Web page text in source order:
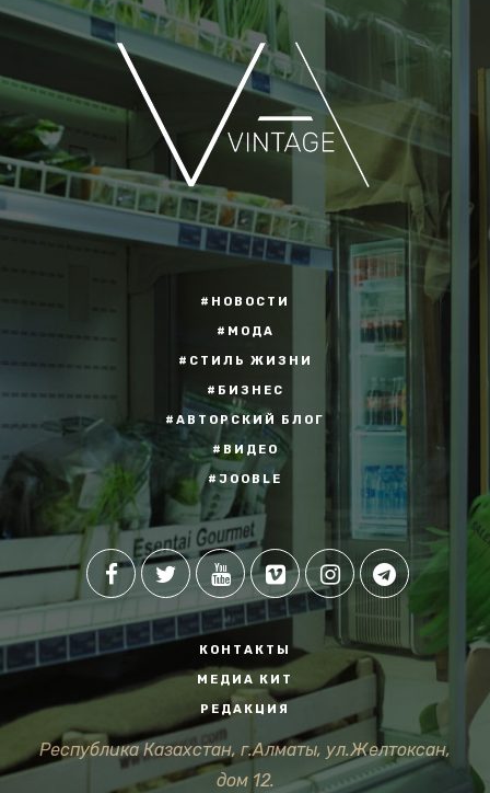
#НОВОСТИ
#МОДА
#СТИЛЬ ЖИЗНИ
#БИЗНЕС
#АВТОРСКИЙ БЛОГ
#ВИДЕО
#JOOBLE
КОНТАКТЫ
МЕДИА КИТ
РЕДАКЦИЯ
Республика Казахстан, г.Алматы, ул.Желтоксан,
дом 12.